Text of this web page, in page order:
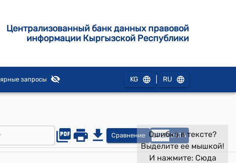
Централизованный банк данных правовой
информации Кыргызской Республики
запросы KG RU
Сравнение OPEN DATA
Ошибка в тексте?
Выделите ее мышкой!
И нажмите: Сюда